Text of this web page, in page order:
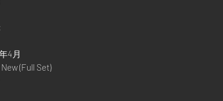
4月
(Full Set)